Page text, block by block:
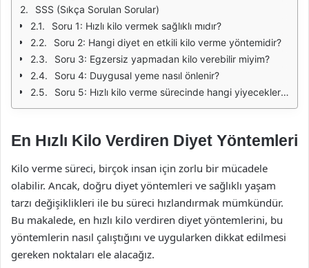
SSS (Sıkça Sorulan Sorular)
Soru 1: Hızlı kilo vermek sağlıklı mıdır?
Soru 2: Hangi diyet en etkili kilo verme yöntemidir?
Soru 3: Egzersiz yapmadan kilo verebilir miyim?
Soru 4: Duygusal yeme nasıl önlenir?
Soru 5: Hızlı kilo verme sürecinde hangi yiyeceklerden uzak durmalıyım?
En Hızlı Kilo Verdiren Diyet Yöntemleri
Kilo verme süreci, birçok insan için zorlu bir mücadele
olabilir. Ancak, doğru diyet yöntemleri ve sağlıklı yaşam
tarzı değişiklikleri ile bu süreci hızlandırmak mümkündür.
Bu makalede, en hızlı kilo verdiren diyet yöntemlerini, bu
yöntemlerin nasıl çalıştığını ve uygularken dikkat edilmesi
gereken noktaları ele alacağız.